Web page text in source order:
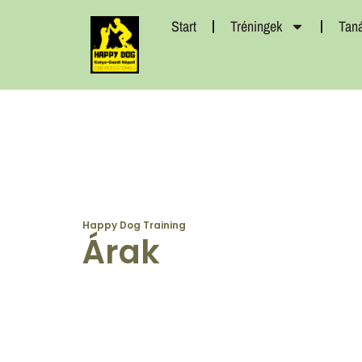
Start Tréningek
Happy Dog Training
Árak